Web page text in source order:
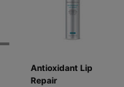
Antioxidant Lip
Repair